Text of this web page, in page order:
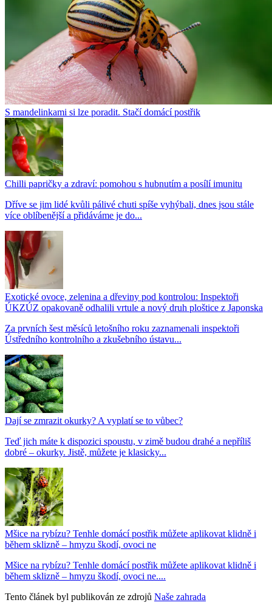
S mandelinkami si lze poradit. Stačí domácí postřik
Chilli papričky a zdraví: pomohou s hubnutím a posílí imunitu
Dříve se jim lidé kvůli pálivé chuti spíše vyhýbali, dnes jsou stále
více oblíbenější a přidáváme je do...
Exotické ovoce, zelenina a dřeviny pod kontrolou: Inspektoři
ÚKZÚZ opakovaně odhalili vrtule a nový druh ploštice z Japonska
Za prvních šest měsíců letošního roku zaznamenali inspektoři
Ústředního kontrolního a zkušebního ústavu...
Dají se zmrazit okurky? A vyplatí se to vůbec?
Teď jich máte k dispozici spoustu, v zimě budou drahé a nepříliš
dobré – okurky. Jistě, můžete je klasicky...
Mšice na rybízu? Tenhle domácí postřik můžete aplikovat klidně i
během sklizně – hmyzu škodí, ovoci ne
Mšice na rybízu? Tenhle domácí postřik můžete aplikovat klidně i
během sklizně – hmyzu škodí, ovoci ne....
Tento článek byl publikován ze zdrojů Naše zahrada